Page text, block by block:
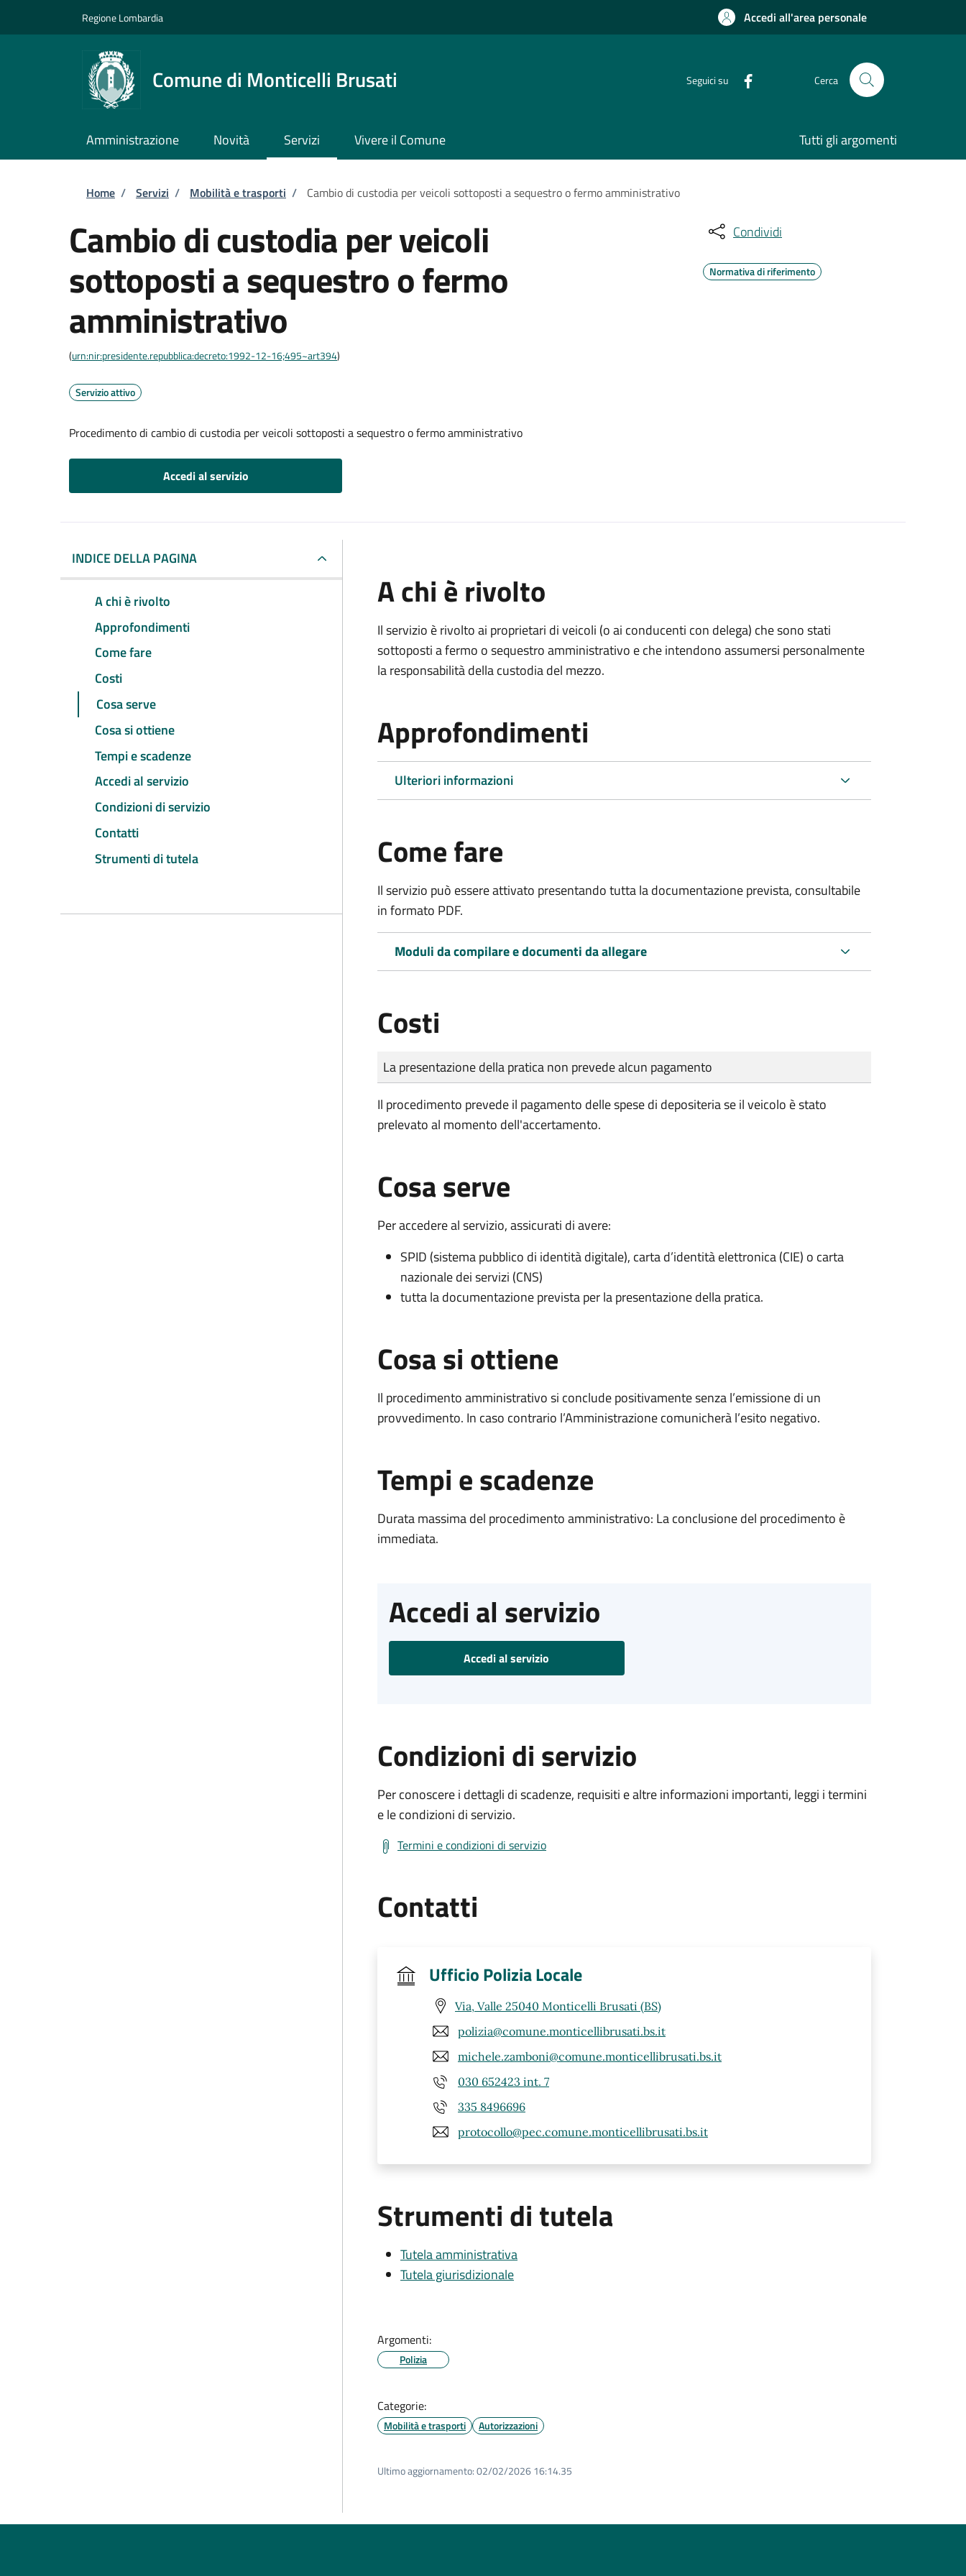
Regione Lombardia Accedi all'area personale
Comune di Monticelli Brusati Seguici su Cerca
Amministrazione Novità Servizi Vivere il Comune Tutti gli argomenti
Briciole di pane
Home / Servizi / Mobilità e trasporti / Cambio di custodia per veicoli sottoposti a sequestro o fermo amministrativo
Cambio di custodia per veicoli
sottoposti a sequestro o fermo
amministrativo
(urn:nir:presidente.repubblica:decreto:1992-12-16;495~art394)
Servizio attivo
Procedimento di cambio di custodia per veicoli sottoposti a sequestro o fermo amministrativo
Accedi al servizio
Condividi
Normativa di riferimento
INDICE DELLA PAGINA
A chi è rivolto
Approfondimenti
Come fare
Costi
Cosa serve
Cosa si ottiene
Tempi e scadenze
Accedi al servizio
Condizioni di servizio
Contatti
Strumenti di tutela
A chi è rivolto
Il servizio è rivolto ai proprietari di veicoli (o ai conducenti con delega) che sono stati
sottoposti a fermo o sequestro amministrativo e che intendono assumersi personalmente
la responsabilità della custodia del mezzo.
Approfondimenti
Ulteriori informazioni
Come fare
Il servizio può essere attivato presentando tutta la documentazione prevista, consultabile
in formato PDF.
Moduli da compilare e documenti da allegare
Costi
Tipo di pagamento
Importo
La presentazione della pratica non prevede alcun pagamento
Il procedimento prevede il pagamento delle spese di depositeria se il veicolo è stato
prelevato al momento dell'accertamento.
Cosa serve
Per accedere al servizio, assicurati di avere:
SPID (sistema pubblico di identità digitale), carta d’identità elettronica (CIE) o carta
nazionale dei servizi (CNS)
tutta la documentazione prevista per la presentazione della pratica.
Cosa si ottiene
Il procedimento amministrativo si conclude positivamente senza l’emissione di un
provvedimento. In caso contrario l’Amministrazione comunicherà l’esito negativo.
Tempi e scadenze
Durata massima del procedimento amministrativo: La conclusione del procedimento è
immediata.
Accedi al servizio
Accedi al servizio
Condizioni di servizio
Per conoscere i dettagli di scadenze, requisiti e altre informazioni importanti, leggi i termini
e le condizioni di servizio.
Termini e condizioni di servizio
Contatti
Ufficio Polizia Locale
Via, Valle 25040 Monticelli Brusati (BS)
polizia@comune.monticellibrusati.bs.it
michele.zamboni@comune.monticellibrusati.bs.it
030 652423 int. 7
335 8496696
protocollo@pec.comune.monticellibrusati.bs.it
Strumenti di tutela
Tutela amministrativa
Tutela giurisdizionale
Argomenti:
Polizia
Categorie:
Mobilità e trasporti Autorizzazioni
Ultimo aggiornamento:02/02/2026 16:14.35